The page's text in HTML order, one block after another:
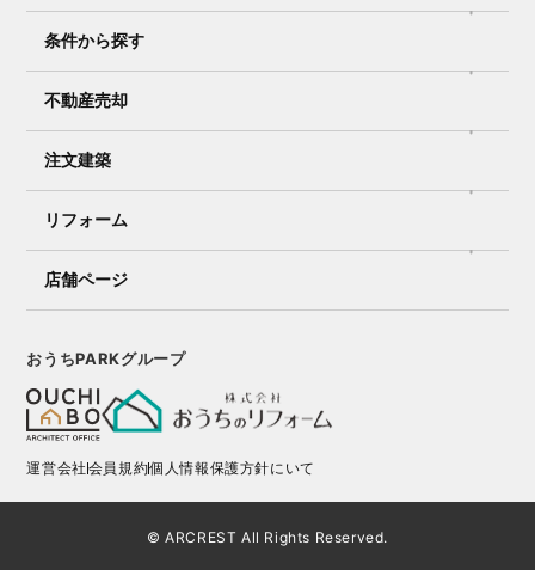
条件から探す
不動産売却
注文建築
リフォーム
店舗ページ
おうちPARKグループ
運営会社会員規約個人情報保護方針にいて
© ARCREST All Rights Reserved.